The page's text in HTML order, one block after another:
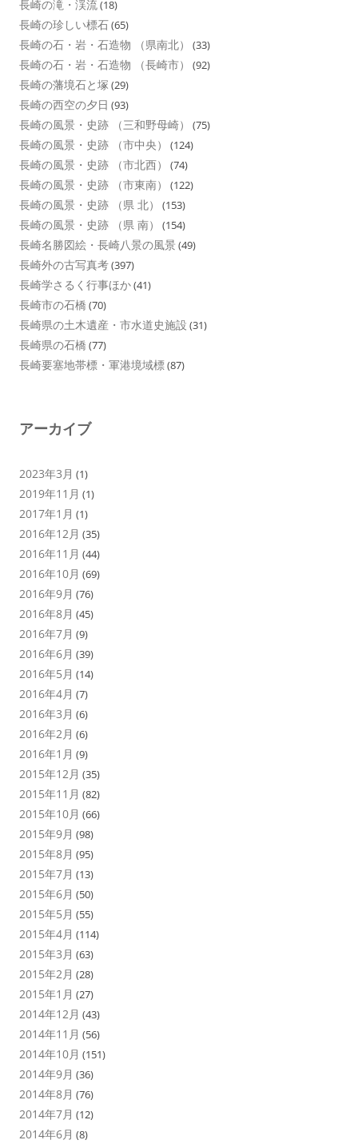
長崎の滝・渓流(18)
長崎の珍しい標石(65)
長崎の石・岩・石造物 （県南北） (33)
長崎の石・岩・石造物 （長崎市） (92)
長崎の藩境石と塚 (29)
長崎の西空の夕日 (93)
長崎の風景・史跡 （三和野母崎） (75)
長崎の風景・史跡 （市中央） (124)
長崎の風景・史跡 （市北西） (74)
長崎の風景・史跡 （市東南） (122)
長崎の風景・史跡 （県 北） (153)
長崎の風景・史跡 （県 南） (154)
長崎名勝図絵・長崎八景の風景 (49)
長崎外の古写真考(397)
長崎学さるく行事ほか(41)
長崎市の石橋 (70)
長崎県の土木遺産・市水道史施設 (31)
長崎県の石橋 (77)
長崎要塞地帯標・軍港境域標(87)
アーカイブ
2023年3月 (1)
2019年11月 (1)
2017年1月 (1)
2016年12月 (35)
2016年11月 (44)
2016年10月 (69)
2016年9月 (76)
2016年8月 (45)
2016年7月 (9)
2016年6月 (39)
2016年5月 (14)
2016年4月 (7)
2016年3月 (6)
2016年2月 (6)
2016年1月 (9)
2015年12月 (35)
2015年11月 (82)
2015年10月 (66)
2015年9月 (98)
2015年8月 (95)
2015年7月 (13)
2015年6月 (50)
2015年5月 (55)
2015年4月 (114)
2015年3月 (63)
2015年2月 (28)
2015年1月 (27)
2014年12月 (43)
2014年11月 (56)
2014年10月 (151)
2014年9月 (36)
2014年8月 (76)
2014年7月 (12)
2014年6月 (8)